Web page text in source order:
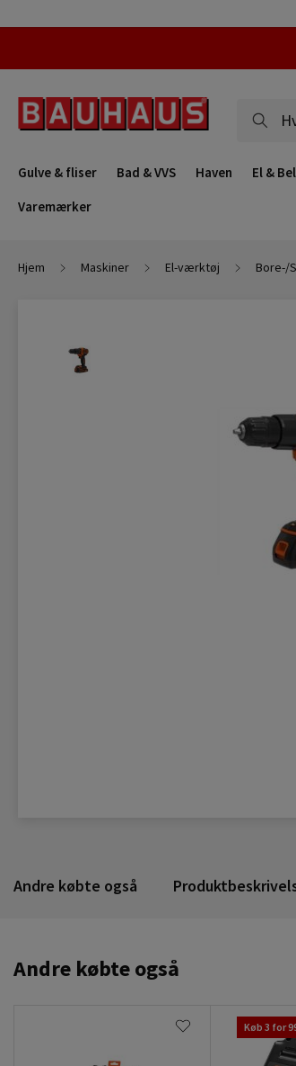
Gulve & fliser Bad & VVS Haven El &
Varemærker
Hjem Maskiner El-værktøj Bore-/
Andre købte også
Andre købte også
Køb 3 for